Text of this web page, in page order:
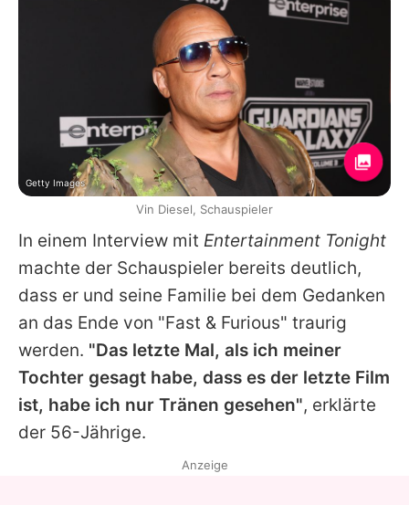
In einem Interview mit Entertainment Tonight
machte der Schauspieler bereits deutlich,
dass er und seine Familie bei dem Gedanken
an das Ende von "Fast & Furious" traurig
werden. "Das letzte Mal, als ich meiner
Tochter gesagt habe, dass es der letzte Film
ist, habe ich nur Tränen gesehen", erklärte
der 56-Jährige.
Getty Images
Vin Diesel, Schauspieler
Anzeige